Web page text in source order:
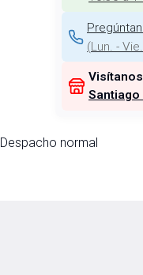
(Lun. -
Santiago
Despacho normal